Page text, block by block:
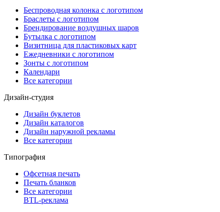
Беспроводная колонка с логотипом
Браслеты с логотипом
Брендирование воздушных шаров
Бутылка с логотипом
Визитница для пластиковых карт
Ежедневники с логотипом
Зонты с логотипом
Календари
Все категории
Дизайн-студия
Дизайн буклетов
Дизайн каталогов
Дизайн наружной рекламы
Все категории
Типография
Офсетная печать
Печать бланков
Все категории
BTL-реклама